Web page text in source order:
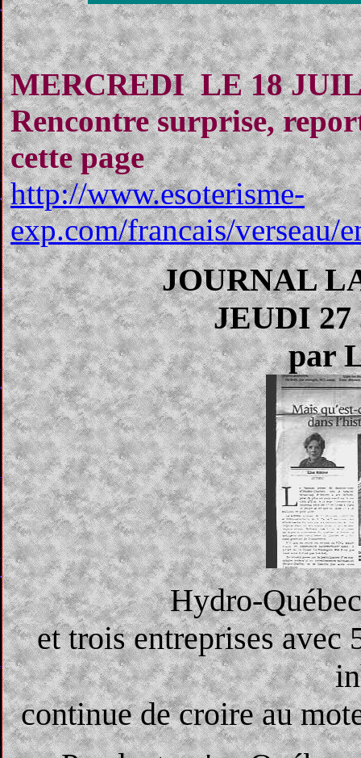
MERCREDI LE 18
Rencontre surprise,
cette page
http://www.esoterisme-
exp.com/francais/verseau/
JOURNAL
JEUDI 27
par
Hydro-
et trois entreprises avec
continue de croire au